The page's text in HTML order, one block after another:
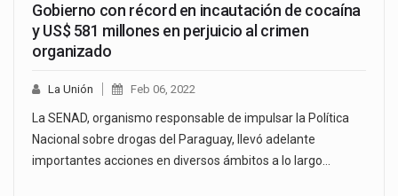
Gobierno con récord en incautación de cocaína
y US$ 581 millones en perjuicio al crimen
organizado
La Unión Feb 06, 2022
La SENAD, organismo responsable de impulsar la Política
Nacional sobre drogas del Paraguay, llevó adelante
importantes acciones en diversos ámbitos a lo largo…